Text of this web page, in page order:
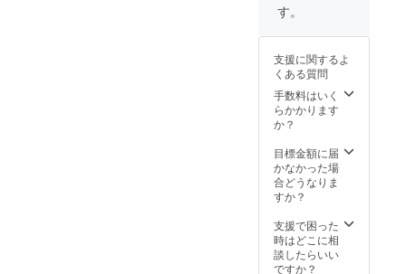
切り
時発送
しま
す。 賞
味期限
は、日
ボール
は開け
たまま
で、風
良い所
置いて
いただ
けれ
す。
支援に関するよ
くある質問
手数料はいく
らかかります
か？
目標金額に届
かなかった場
合どうなりま
すか？
支援で困った
時はどこに相
談したらいい
ですか？